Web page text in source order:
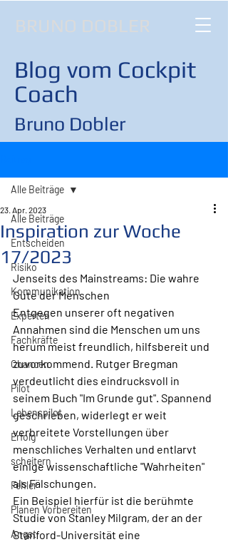
BRUNO DOBLER
Blog vom Cockpit
Coach
Bruno Dobler
Alle Beiträge
Entscheiden
Risiko
Kommunikation
Experten
Fachkräfte
Chancen
Pilot
Lebenspilot
Erfolg
scheitern
Fehler
Planen Vorbereiten
Angst
Alle Beiträge
Inspiration zur Woche
17/2023
23. Apr. 2023
Jenseits des Mainstreams: Die wahre
Güte der Menschen
Entgegen unserer oft negativen
Annahmen sind die Menschen um uns
herum meist freundlich, hilfsbereit und
zuvorkommend. Rutger Bregman
verdeutlicht dies eindrucksvoll in
seinem Buch "Im Grunde gut". Spannend
geschrieben, widerlegt er weit
verbreitete Vorstellungen über
menschliches Verhalten und entlarvt
einige wissenschaftliche "Wahrheiten"
als Fälschungen.
Ein Beispiel hierfür ist die berühmte
Studie von Stanley Milgram, der an der
Stanford-Universität eine